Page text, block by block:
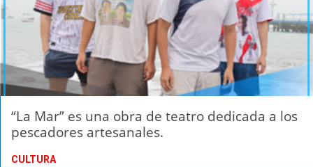
“La Mar” es una obra de teatro dedicada a los
pescadores artesanales.
CULTURA